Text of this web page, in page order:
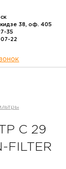
38, оф. 405
35
22
звонок
C 29
FILTER